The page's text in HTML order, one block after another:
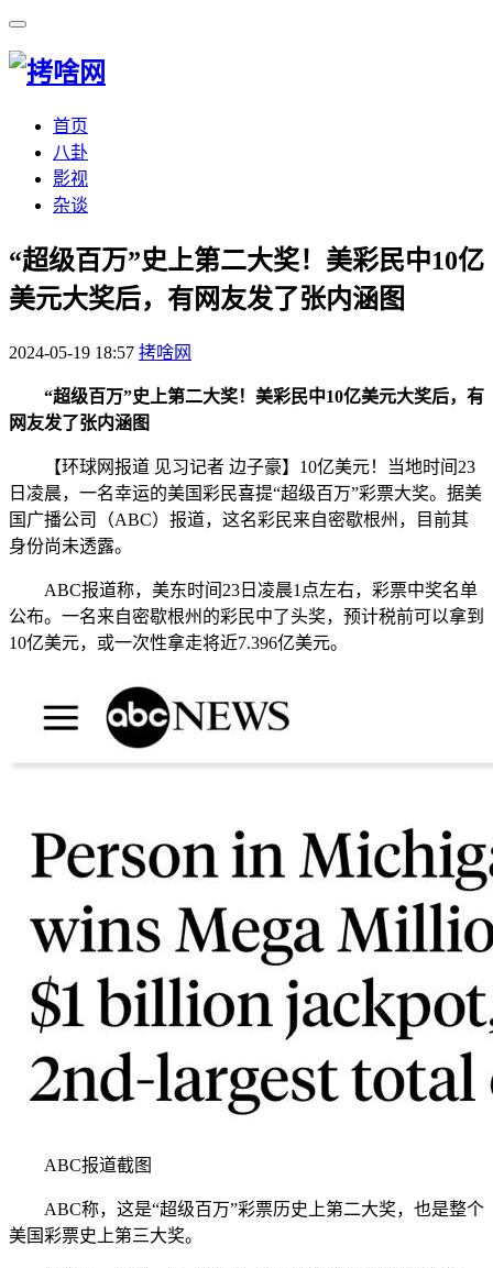
首页
八卦
影视
杂谈
​“超级百万”史上第二大奖！美彩民中10亿
美元大奖后，有网友发了张内涵图
2024-05-19 18:57 拷啥网
“超级百万”史上第二大奖！美彩民中10亿美元大奖后，有
网友发了张内涵图
【环球网报道 见习记者 边子豪】10亿美元！当地时间23
日凌晨，一名幸运的美国彩民喜提“超级百万”彩票大奖。据美
国广播公司（ABC）报道，这名彩民来自密歇根州，目前其
身份尚未透露。
ABC报道称，美东时间23日凌晨1点左右，彩票中奖名单
公布。一名来自密歇根州的彩民中了头奖，预计税前可以拿到
10亿美元，或一次性拿走将近7.396亿美元。
ABC报道截图
ABC称，这是“超级百万”彩票历史上第二大奖，也是整个
美国彩票史上第三大奖。